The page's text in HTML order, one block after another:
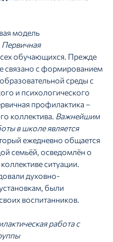
модель
Первичная
обучающихся. Прежде
связано с формированием
среды с
и психологического
профилактика –
коллектива. Важнейшим
в школе является
ежедневно общается
семьёй, осведомлён о
ситуации.
духовно-
были
воспитанников.
работа с